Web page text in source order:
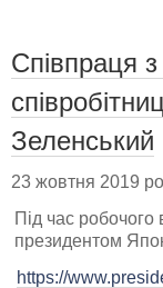
Співпраця
Зеленський
23 жовтня 2019
Під час робочого
президентом
https://